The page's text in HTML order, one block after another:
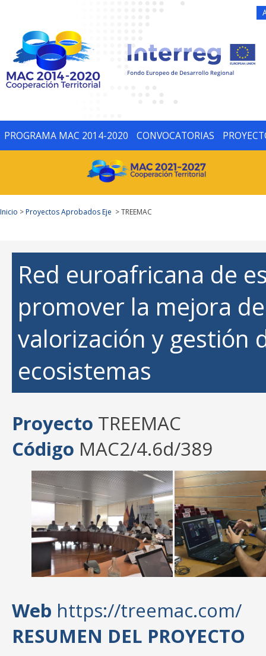
PROGRAMA MAC 2014-2020 CONVOCATORIAS
Inicio >Proyectos Aprobados Eje > TREEMAC
Red euroafricana de
promover la mejora
valorización y gestión
ecosistemas
Proyecto TREEMAC
Código MAC2/4.6d/389
Web https://treemac.com/
RESUMEN DEL PROYECTO